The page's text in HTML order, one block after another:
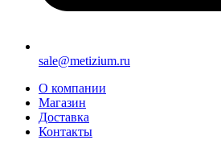
sale@metizium.ru
О компании
Магазин
Доставка
Контакты